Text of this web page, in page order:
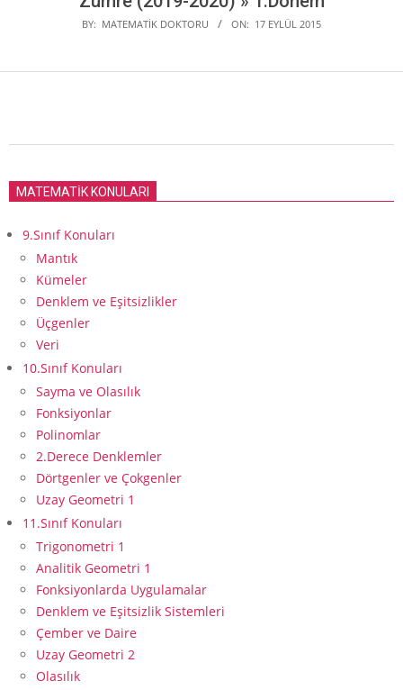
BY: MATEMATIK DOKTORU ON: 17 EYLÜL 2015
17
MATEMATİK KONULARI
9.Sınıf Konuları
Mantık
Kümeler
Denklem ve Eşitsizlikler
Üçgenler
Veri
10.Sınıf Konuları
Sayma ve Olasılık
Fonksiyonlar
Polinomlar
2.Derece Denklemler
Dörtgenler ve Çokgenler
Uzay Geometri 1
11.Sınıf Konuları
Trigonometri 1
Analitik Geometri 1
Fonksiyonlarda Uygulamalar
Denklem ve Eşitsizlik Sistemleri
Çember ve Daire
Uzay Geometri 2
Olasılık